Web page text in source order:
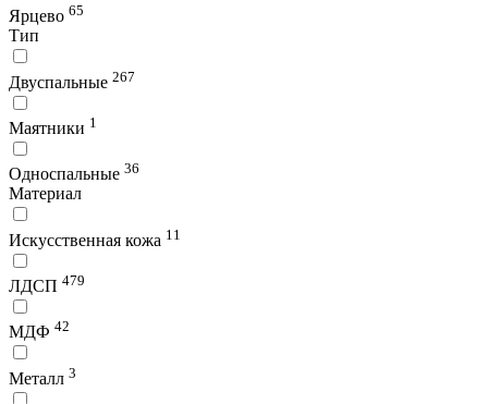
Ярцево 65
Тип
Двуспальные 267
Маятники 1
Односпальные 36
Материал
Искусственная кожа 11
ЛДСП 479
МДФ 42
Металл 3